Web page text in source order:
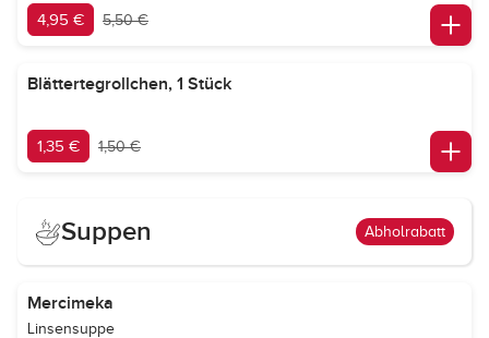
4,95 € 5,50 €
Blättertegrollchen, 1 Stück
1,35 € 1,50 €
Suppen Abholrabatt
Mercimeka
Linsensuppe